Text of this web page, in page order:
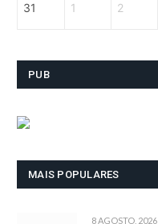
31 1 2
PUB
MAIS POPULARES
8 AGOSTO, 2026